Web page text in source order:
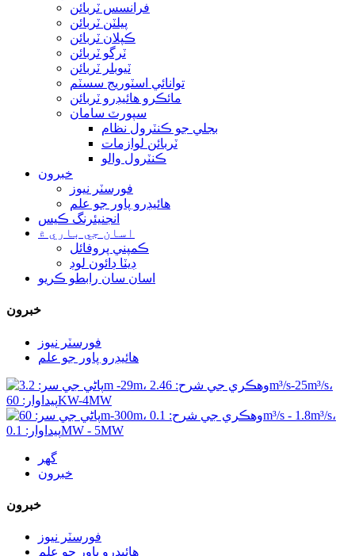
فرانسس ٽربائن
پيلٽن ٽربائن
ڪپلان ٽربائن
ٽرگو ٽربائن
ٽيوبلر ٽربائن
توانائي اسٽوريج سسٽم
مائڪرو هائيڊرو ٽربائن
سپورٽ سامان
بجلي جو ڪنٽرول نظام
ٽربائن لوازمات
ڪنٽرول والو
خبرون
فورسٽر نيوز
هائيڊرو پاور جو علم
انجنيئرنگ ڪيس
اسان جي باري ۾
ڪمپني پروفائل
ڊيٽا ڊائون لوڊ
اسان سان رابطو ڪريو
خبرون
فورسٽر نيوز
هائيڊرو پاور جو علم
گھر
خبرون
خبرون
فورسٽر نيوز
هائيڊرو پاور جو علم